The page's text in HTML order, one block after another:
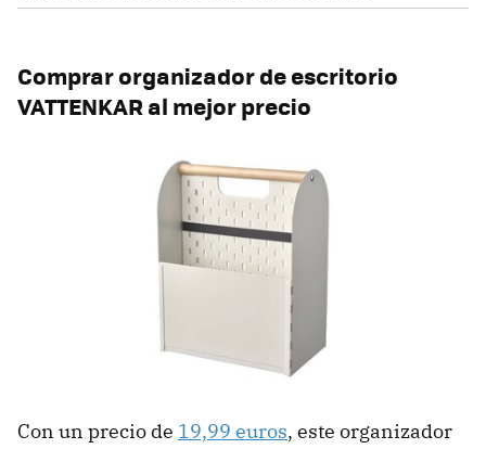
Comprar organizador de escritorio
VATTENKAR al mejor precio
Con un precio de 19,99 euros, este organizador